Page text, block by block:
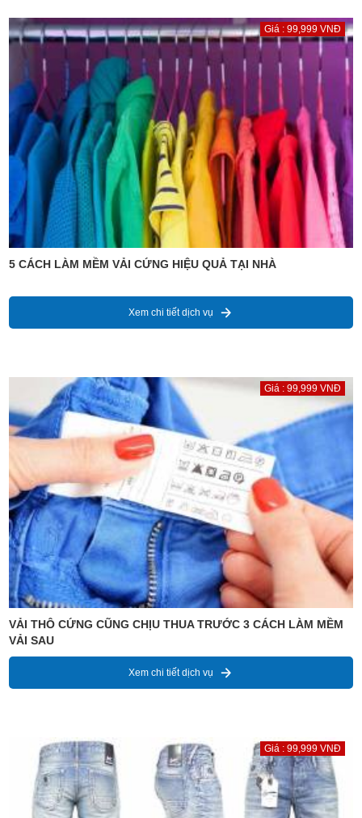
Giá : 99,999 VNĐ
5 CÁCH LÀM MỀM VẢI CỨNG HIỆU QUẢ TẠI NHÀ
Xem chi tiết dịch vụ
Giá : 99,999 VNĐ
VẢI THÔ CỨNG CŨNG CHỊU THUA TRƯỚC 3 CÁCH LÀM MỀM
VẢI SAU
Xem chi tiết dịch vụ
Giá : 99,999 VNĐ